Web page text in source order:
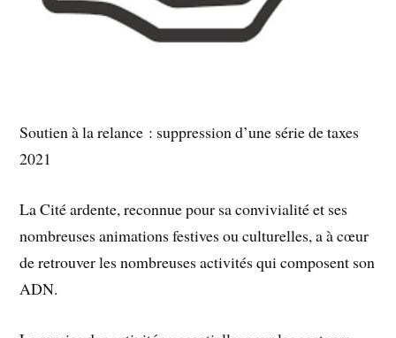
Soutien à la relance : suppression d’une série de taxes
2021
La Cité ardente, reconnue pour sa convivialité et ses
nombreuses animations festives ou culturelles, a à cœur
de retrouver les nombreuses activités qui composent son
ADN.